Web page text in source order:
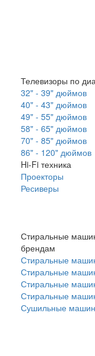
Телевизоры по
32" - 39" дюймов
40" - 43" дюймов
49" - 55" дюймов
58" - 65" дюймов
70" - 85" дюймов
86" - 120" дюймов
Hi-Fi техника
Проекторы
Ресиверы
Стиральные
брендам
Стиральные
Стиральные
Стиральные
Стиральные
Сушильные